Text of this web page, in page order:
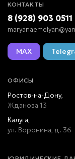
КОНТАКТЫ
8 (928) 903 0511
MAX
ОФИСЫ
Ростов-на-Дону,
Жданова 13
Калуга,
ул. Воронина, д. 36